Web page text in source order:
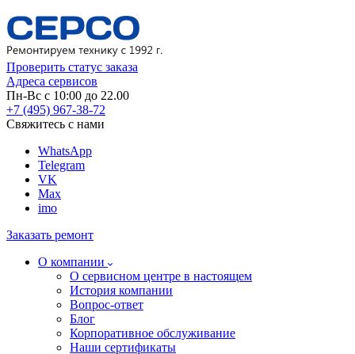
Проверить статус заказа
Адреса сервисов
Пн-Вс с 10:00 до 22.00
+7 (495) 967-38-72
Свяжитесь с нами
WhatsApp
Telegram
VK
Max
imo
Заказать ремонт
О компании
О сервисном центре в настоящем
История компании
Вопрос-ответ
Блог
Корпоративное обслуживание
Наши сертификаты